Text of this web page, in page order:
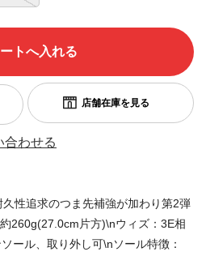
合わせる
性追求のつま先補強が加わり第2弾
260g(27.0cm片方)\nウィズ：3E相
ール、取り外し可\nソール特徴：